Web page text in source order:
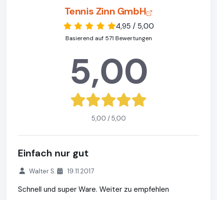
Tennis Zinn GmbH
4,95 / 5,00
Basierend auf 571 Bewertungen
5,00
5,00 / 5,00
Einfach nur gut
Walter S. 19.11.2017
Schnell und super Ware. Weiter zu empfehlen